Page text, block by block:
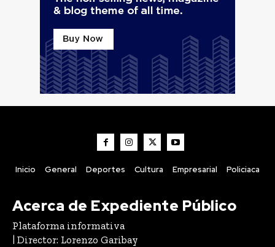
Inicio General Deportes Cultura Empresarial Policiaca
Acerca de Expediente Público
Plataforma informativa
| Director: Lorenzo Garibay